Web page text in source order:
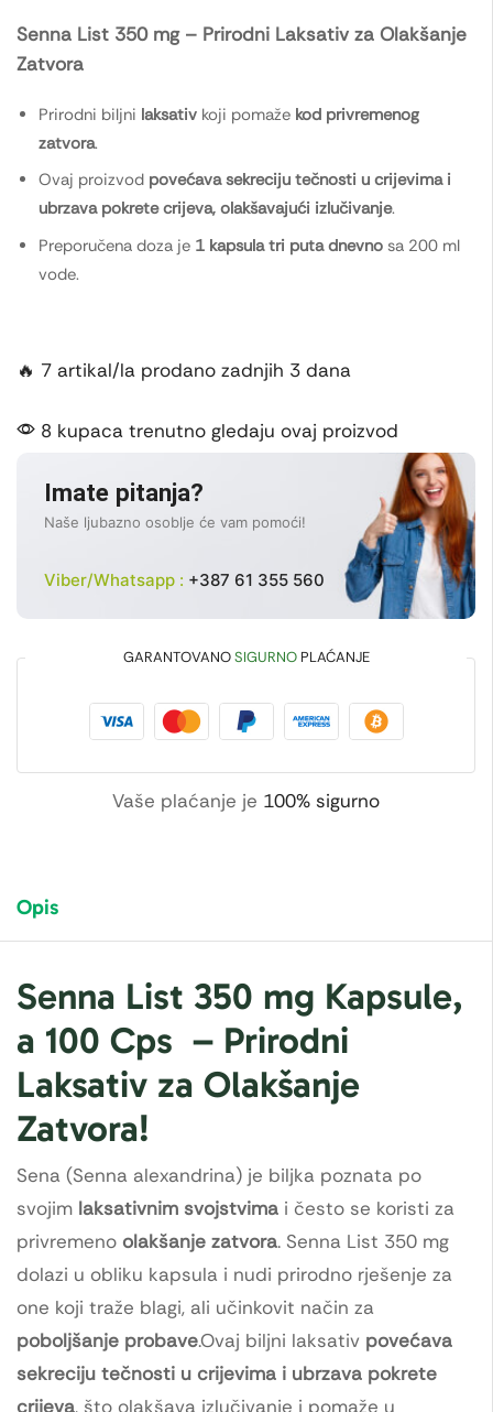
Senna List 350 mg – Prirodni Laksativ za Olakšanje
Zatvora
Prirodni biljni laksativ koji pomaže kod privremenog
zatvora.
Ovaj proizvod povećava sekreciju tečnosti u crijevima i
ubrzava pokrete crijeva, olakšavajući izlučivanje.
Preporučena doza je 1 kapsula tri puta dnevno sa 200 ml
vode.
🔥 7 artikal/la prodano zadnjih 3 dana
8 kupaca trenutno gledaju ovaj proizvod
Imate pitanja?
Naše ljubazno osoblje će vam pomoći!
Viber/Whatsapp : +387 61 355 560
GARANTOVANOSIGURNOPLAĆANJE
Vaše plaćanje je 100% sigurno
Opis
Senna List 350 mg Kapsule,
a 100 Cps – Prirodni
Laksativ za Olakšanje
Zatvora!
Sena (Senna alexandrina) je biljka poznata po
svojim laksativnim svojstvima i često se koristi za
privremeno olakšanje zatvora. Senna List 350 mg
dolazi u obliku kapsula i nudi prirodno rješenje za
one koji traže blagi, ali učinkovit način za
poboljšanje probave.Ovaj biljni laksativ povećava
sekreciju tečnosti u crijevima i ubrzava pokrete
crijeva, što olakšava izlučivanje i pomaže u